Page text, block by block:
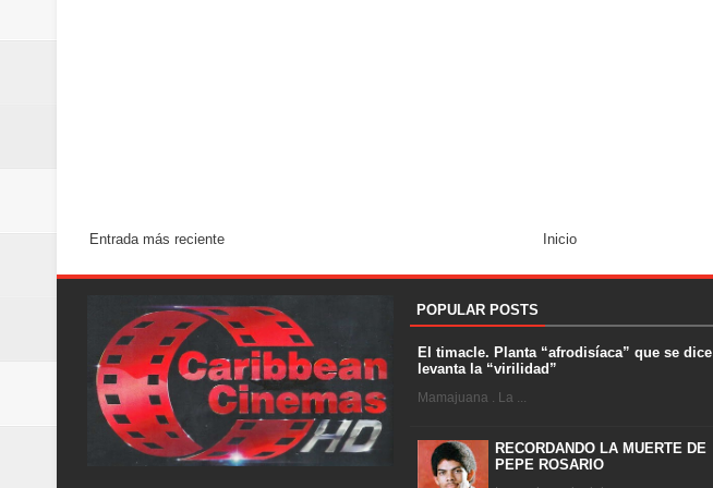
Entrada más reciente Inicio
POPULAR POSTS
El timacle. Planta “afrodisíaca” que se dice
levanta la “virilidad”
Mamajuana . La ...
RECORDANDO LA MUERTE DE
PEPE ROSARIO